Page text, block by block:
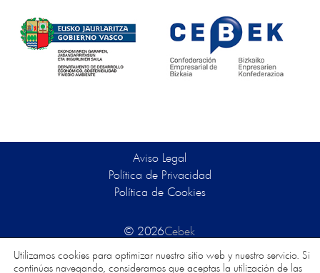
Aviso Legal
Política de Privacidad
Política de Cookies
© 2026Cebek
Utilizamos cookies para optimizar nuestro sitio web y nuestro servicio. Si
continúas navegando, consideramos que aceptas la utilización de las